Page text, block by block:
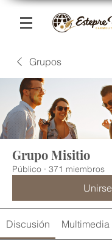
Grupos
Grupo Misitio
Público · 371 miembros
Unirse
Discusión Multimedia